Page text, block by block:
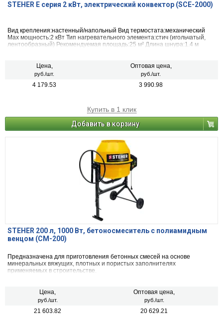
STEHER Е серия 2 кВт, электрический конвектор (SCE-2000)
Вид крепления:настенный/напольный Вид термостата:механический
Max мощность:2 кВт Тип нагревательного элемента:стич (игольчатый,
лентообразный) Рекомендуемая площадь:25 м² Длина шнура:1.4 м
Цена,
руб./шт.
Оптовая цена,
руб./шт.
4 179.53 3 990.98
Купить в 1 клик
Добавить в корзину
STEHER 200 л, 1000 Вт, бетоносмеситель с полиамидным
венцом (CM-200)
Предназначена для приготовления бетонных смесей на основе
минеральных вяжущих, плотных и пористых заполнителях
применяемых в строительстве.
Цена,
руб./шт.
Оптовая цена,
руб./шт.
21 603.82 20 629.21